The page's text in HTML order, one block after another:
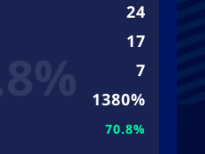
24
17
7
1380%
70.8%